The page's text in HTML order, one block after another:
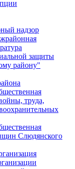
надзор
защиты
району"
труда,
Слюдянского